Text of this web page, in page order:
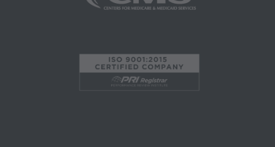
cualquier parte que no esté atada por este
comercial de CPT. La licencia para utilizar CPT
para cualquier uso no autorizado aquí debe